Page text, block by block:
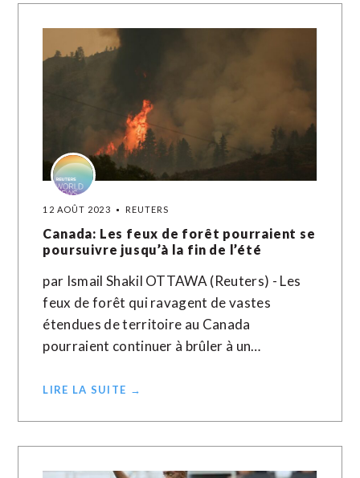
12 AOÛT 2023 REUTERS
Canada: Les feux de forêt pourraient se
poursuivre jusqu’à la fin de l’été
par Ismail Shakil OTTAWA (Reuters) - Les
feux de forêt qui ravagent de vastes
étendues de territoire au Canada
pourraient continuer à brûler à un…
LIRE LA SUITE →